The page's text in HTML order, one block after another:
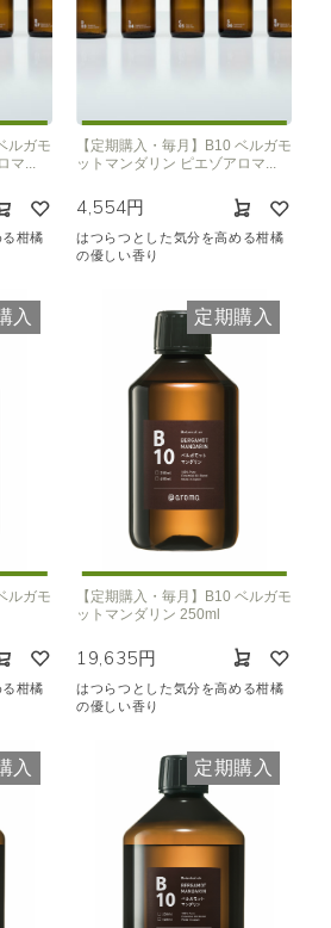
ルガモ
マ...
柑橘
【定期購入・毎月】B10 ベルガモ
ットマンダリン ピエゾアロマ...
4,554円
はつらつとした気分を高める柑橘
の優しい香り
入
ルガモ
柑橘
定期購入
【定期購入・毎月】B10 ベルガモ
ットマンダリン 250ml
19,635円
はつらつとした気分を高める柑橘
の優しい香り
入 定期購入